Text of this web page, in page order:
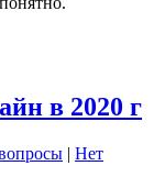
в 2020 г
| Нет